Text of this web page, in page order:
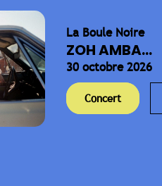
La Boule Noire
ZOH AMBA...
30 octobre 2026
Concert